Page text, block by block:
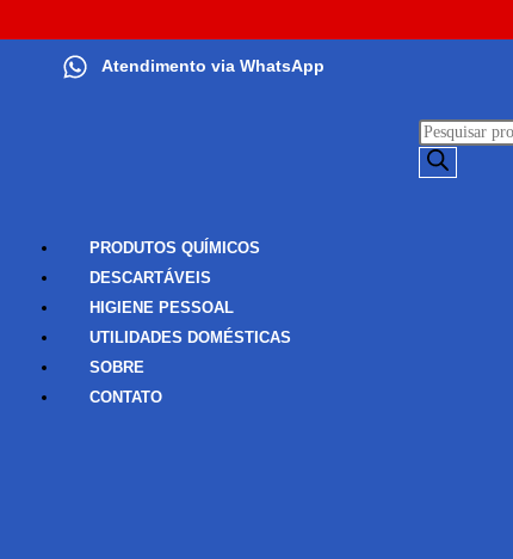
Atendimento via WhatsApp
PRODUTOS QUÍMICOS
DESCARTÁVEIS
HIGIENE PESSOAL
UTILIDADES DOMÉSTICAS
SOBRE
CONTATO